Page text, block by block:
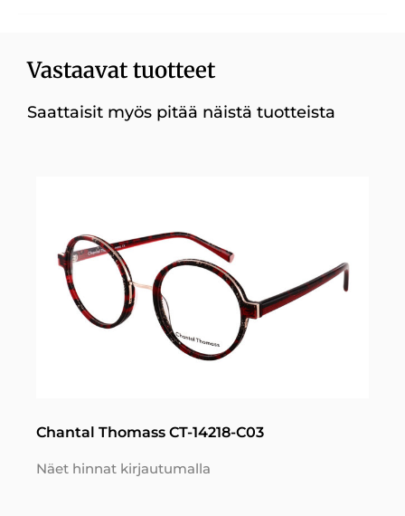
Vastaavat tuotteet
Saattaisit myös pitää näistä tuotteista
Chantal Thomass CT-14218-C03
Näet hinnat kirjautumalla